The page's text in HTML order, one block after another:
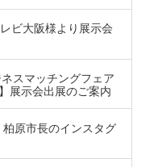
ビ大阪様より展示会
スマッチングフェア
展示会出展のご案内
原市長のインスタグ